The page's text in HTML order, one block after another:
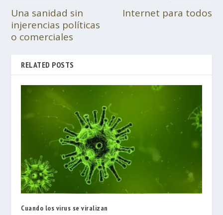
Una sanidad sin
injerencias políticas
o comerciales
Internet para todos
RELATED POSTS
Cuando los virus se viralizan